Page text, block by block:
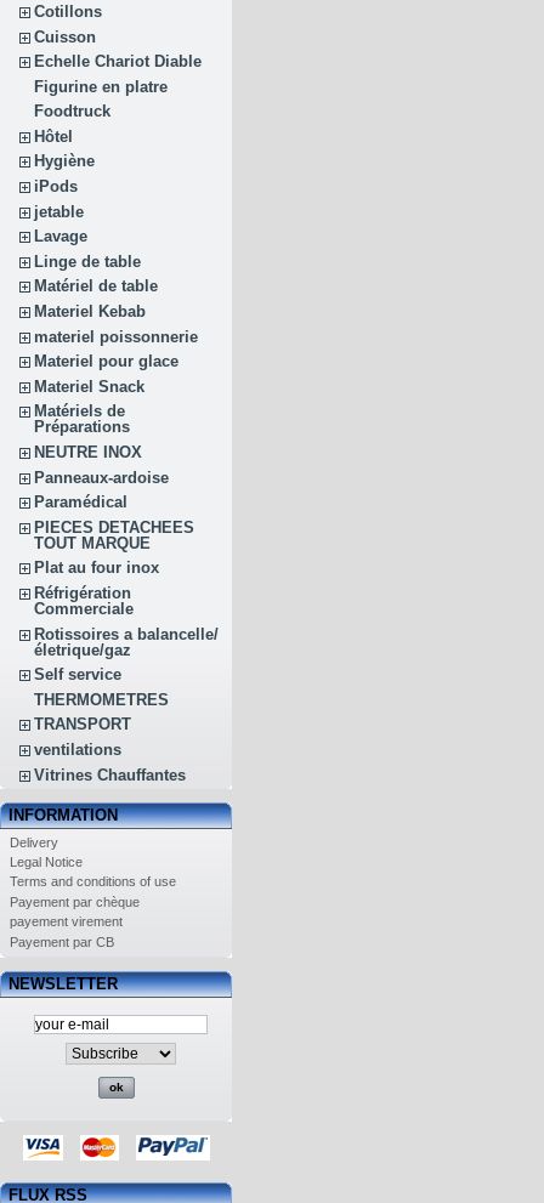
Cotillons
Cuisson
Echelle Chariot Diable
Figurine en platre
Foodtruck
Hôtel
Hygiène
iPods
jetable
Lavage
Linge de table
Matériel de table
Materiel Kebab
materiel poissonnerie
Materiel pour glace
Materiel Snack
Matériels de
Préparations
NEUTRE INOX
Panneaux-ardoise
Paramédical
PIECES DETACHEES
TOUT MARQUE
Plat au four inox
Réfrigération
Commerciale
Rotissoires a balancelle/
életrique/gaz
Self service
THERMOMETRES
TRANSPORT
ventilations
Vitrines Chauffantes
INFORMATION
Delivery
Legal Notice
Terms and conditions of use
Payement par chèque
payement virement
Payement par CB
NEWSLETTER
FLUX RSS